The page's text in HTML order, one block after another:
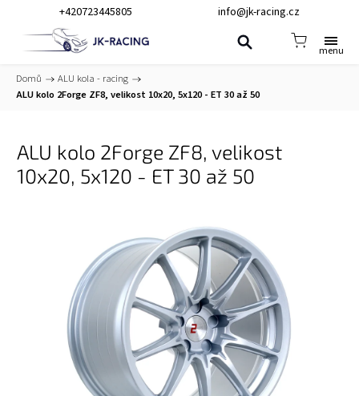
+420723445805 info@jk-racing.cz
Domů / ALU kola - racing /
ALU kolo 2Forge ZF8, velikost 10x20, 5x120 - ET 30 až 50
ALU kolo 2Forge ZF8, velikost
10x20, 5x120 - ET 30 až 50